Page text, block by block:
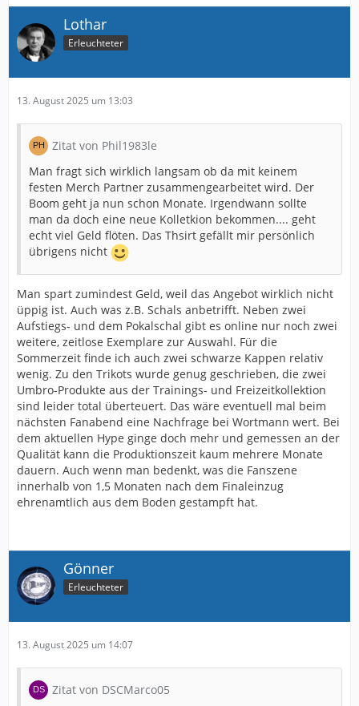
Lothar
Erleuchteter
13. August 2025 um 13:03
Zitat von Phil1983le
Man fragt sich wirklich langsam ob da mit keinem
festen Merch Partner zusammengearbeitet wird. Der
Boom geht ja nun schon Monate. Irgendwann sollte
man da doch eine neue Kolletkion bekommen.... geht
echt viel Geld flöten. Das Thsirt gefällt mir persönlich
übrigens nicht
Man spart zumindest Geld, weil das Angebot wirklich nicht
üppig ist. Auch was z.B. Schals anbetrifft. Neben zwei
Aufstiegs- und dem Pokalschal gibt es online nur noch zwei
weitere, zeitlose Exemplare zur Auswahl. Für die
Sommerzeit finde ich auch zwei schwarze Kappen relativ
wenig. Zu den Trikots wurde genug geschrieben, die zwei
Umbro-Produkte aus der Trainings- und Freizeitkollektion
sind leider total überteuert. Das wäre eventuell mal beim
nächsten Fanabend eine Nachfrage bei Wortmann wert. Bei
dem aktuellen Hype ginge doch mehr und gemessen an der
Qualität kann die Produktionszeit kaum mehrere Monate
dauern. Auch wenn man bedenkt, was die Fanszene
innerhalb von 1,5 Monaten nach dem Finaleinzug
ehrenamtlich aus dem Boden gestampft hat.
Gönner
Erleuchteter
13. August 2025 um 14:07
Zitat von DSCMarco05